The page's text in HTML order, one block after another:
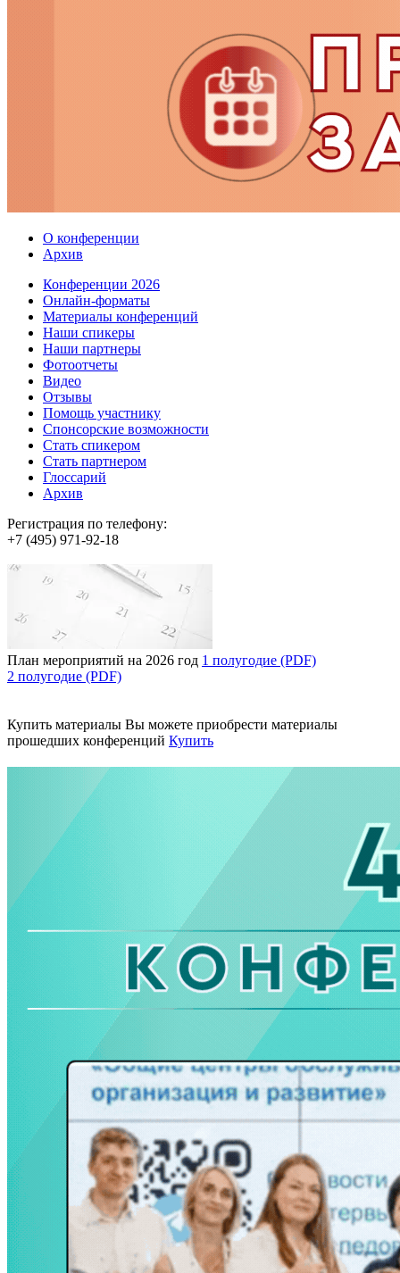
О конференции
Архив
Конференции 2026
Онлайн-форматы
Материалы конференций
Наши спикеры
Наши партнеры
Фотоотчеты
Видео
Отзывы
Помощь участнику
Спонсорские возможности
Стать спикером
Стать партнером
Глоссарий
Архив
Регистрация по телефону:
+7 (495) 971-92-18
План мероприятий на 2026 год 1 полугодие (PDF)
2 полугодие (PDF)
Купить материалы Вы можете приобрести материалы
прошедших конференций Купить